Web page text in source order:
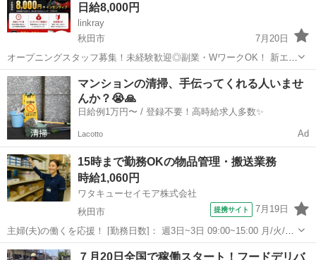
日給8,000円
linkray
秋田市
7月20日
オープニングスタッフ募集！未経験歓迎◎副業・WワークOK！ 新エリ
アオープンにつき、配送スタッフを募集します！ アプリで注文された
飲食店の商品を受け取り、お客様へお届けするシンプルなお仕事で
す。 【仕事内容...
秋田 秋田市 ドライバー スタッフ
マンションの清掃、手伝ってくれる人いませ
んか？😭🙏
日給例1万円〜 / 登録不要！高時給求人多数✨
Lacotto Ad
15時まで勤務OKの物品管理・搬送業務
時給1,060円
ワタキューセイモア株式会社
秋田市
提携サイト 7月19日
主婦(夫)の働くを応援！ [勤務日数]： 週3日~3日 09:00~15:00 月/火/水/
木/金 などから選べます [勤務地・最寄駅]： 秋田県秋田市飯島道東1丁
秋田 秋田市 配送
７月20日全国で稼働スタート！フードデリバ